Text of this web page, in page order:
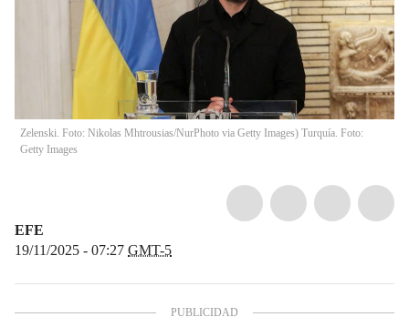
Zelenski. Foto: Nikolas Mhtrousias/NurPhoto via Getty Images) Turquía. Foto:
Getty Images
EFE
19/11/2025 - 07:27 GMT-5